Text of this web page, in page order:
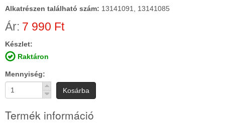
Alkatrészen található szám: 13141091, 13141085
Ár: 7 990 Ft
Készlet:
Raktáron
Mennyiség
Kosárba
Termék információ